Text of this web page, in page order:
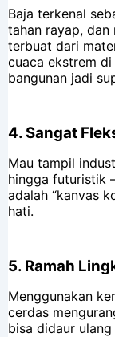
Baja terkenal
tahan rayap, dan
terbuat dari
cuaca ekstrem di
bangunan jadi
4.Sangat
Mau tampil
hingga futuristik
adalah “kanvas
hati.
5. Ramah
Menggunakan
cerdas
bisa didaur ulang